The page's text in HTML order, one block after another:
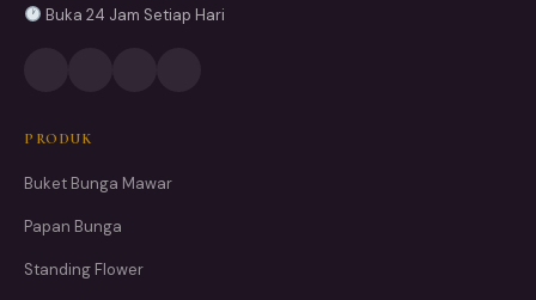
Buka 24 Jam Setiap Hari
PRODUK
Buket Bunga Mawar
Papan Bunga
Standing Flower